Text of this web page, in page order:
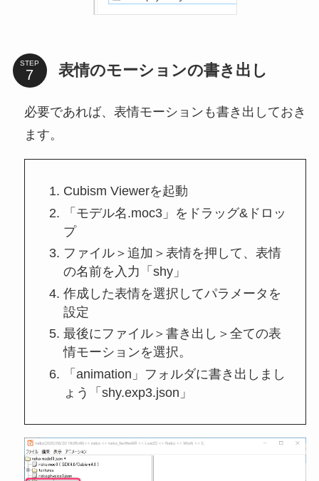
STEP 表情のモーションの書き出し
必要であれば、表情モーションも書き出しておき
ます。
Cubism Viewerを起動
「モデル名.moc3」をドラッグ&ドロッ
プ
ファイル＞追加＞表情を押して、表情
の名前を入力「shy」
作成した表情を選択してパラメータを
設定
最後にファイル＞書き出し＞全ての表
情モーションを選択。
「animation」フォルダに書き出しまし
ょう「shy.exp3.json」